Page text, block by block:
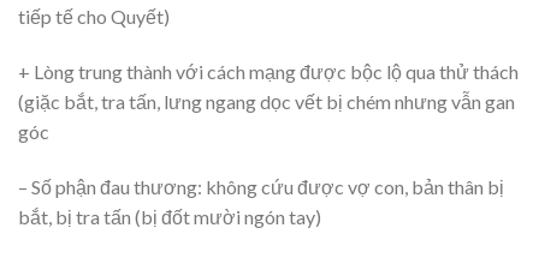
tiếp tế cho Quyết)
+ Lòng trung thành với cách mạng được bộc lộ qua thử thách
(giặc bắt, tra tấn, lưng ngang dọc vết bị chém nhưng vẫn gan
góc
– Số phận đau thương: không cứu được vợ con, bản thân bị
bắt, bị tra tấn (bị đốt mười ngón tay)